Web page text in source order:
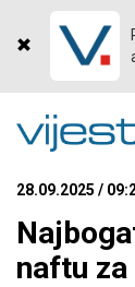
28.09.2025 /
naftu